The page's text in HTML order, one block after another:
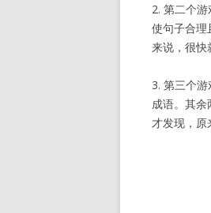
2. 第二个
使句子合理
来说，很快
3. 第三个
成语。其余
才发现，原